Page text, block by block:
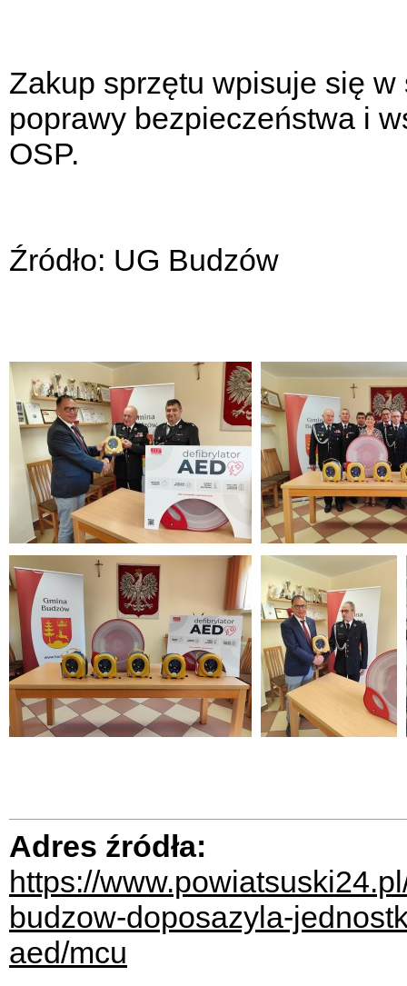
Zakup sprzętu wpisuje się w
poprawy bezpieczeństwa i
OSP.
Źródło: UG Budzów
Adres źródła:
https://
budzow-doposazyla-
aed/mcu